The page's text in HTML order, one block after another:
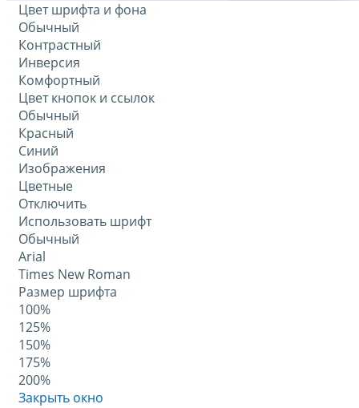
Цвет шрифта и фона
Обычный
Контрастный
Инверсия
Комфортный
Цвет кнопок и ссылок
Обычный
Красный
Синий
Изображения
Цветные
Отключить
Использовать шрифт
Обычный
Arial
Times New Roman
Размер шрифта
100%
125%
150%
175%
200%
Закрыть окно